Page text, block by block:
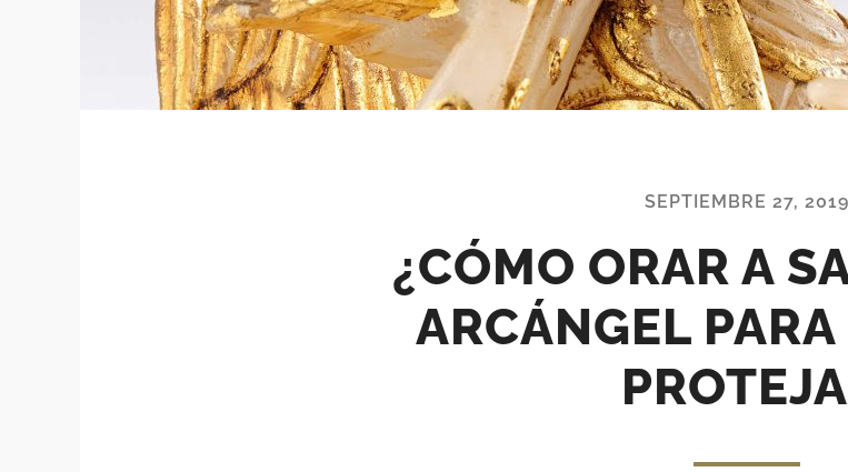
SEPTIEMBRE 27, 2019
¿CÓMO ORAR A
ARCÁNGEL